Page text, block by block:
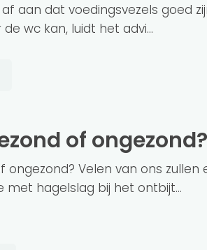
aan dat voedingsvezels goed
wc kan, luidt het advi...
of ongezond?
ongezond? Velen van ons zullen
met hagelslag bij het ontbijt...